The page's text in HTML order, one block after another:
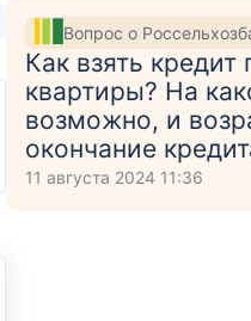
Вопрос о
Как взять кредит
квартиры? На
возможно, и
окончание
11 августа 2024 11:36